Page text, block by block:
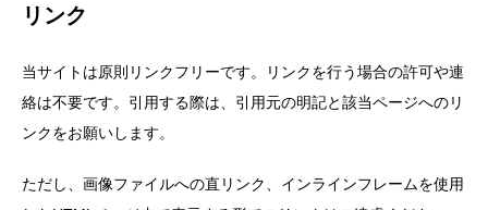
リンク
当サイトは原則リンクフリーです。リンクを行う場合の許可や連
絡は不要です。引用する際は、引用元の明記と該当ページへのリ
ンクをお願いします。
ただし、画像ファイルへの直リンク、インラインフレームを使用